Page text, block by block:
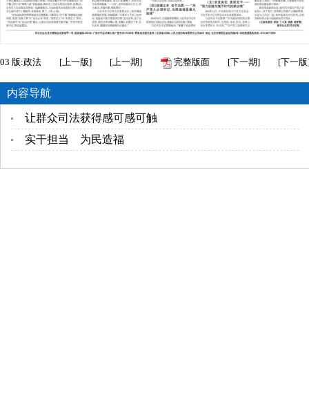
03 版:政法 [上一版] [上一期] 完整版面 [下一期] [下一版
内容导航
让群众司法获得感可感可触
实干担当 为民造福